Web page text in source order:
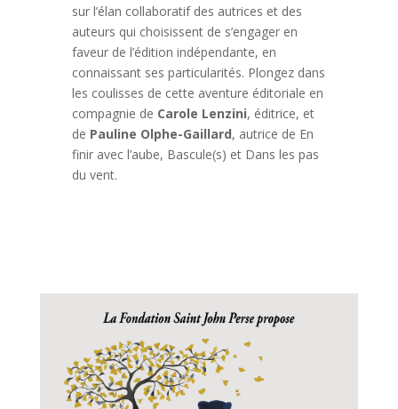
sur l’élan collaboratif des autrices et des
auteurs qui choisissent de s’engager en
faveur de l’édition indépendante, en
connaissant ses particularités. Plongez dans
les coulisses de cette aventure éditoriale en
compagnie de Carole Lenzini, éditrice, et
de Pauline Olphe-Gaillard, autrice de En
finir avec l’aube, Bascule(s) et Dans les pas
du vent.